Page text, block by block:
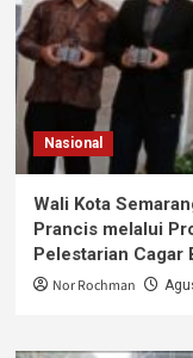
Nasional
Wali Kota
Prancis melalui
Pelestarian Cagar
Nor Rochman